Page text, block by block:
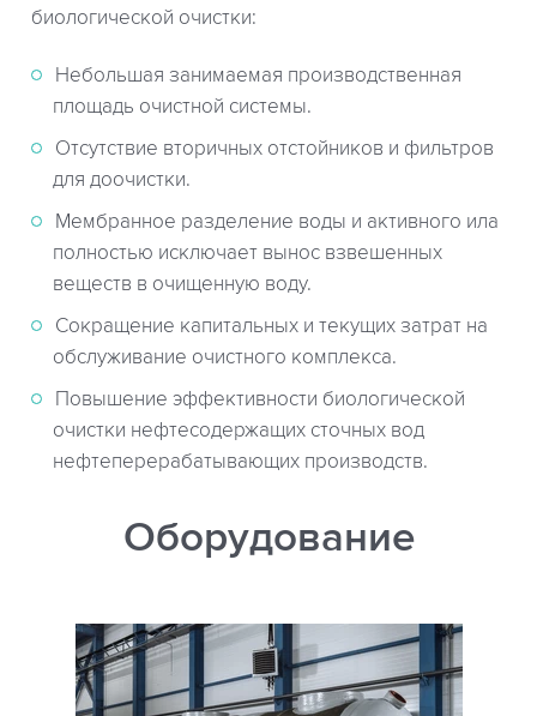
биологической очистки:
Небольшая занимаемая производственная
площадь очистной системы.
Отсутствие вторичных отстойников и фильтров
для доочистки.
Мембранное разделение воды и активного ила
полностью исключает вынос взвешенных
веществ в очищенную воду.
Сокращение капитальных и текущих затрат на
обслуживание очистного комплекса.
Повышение эффективности биологической
очистки нефтесодержащих сточных вод
нефтеперерабатывающих производств.
Оборудование